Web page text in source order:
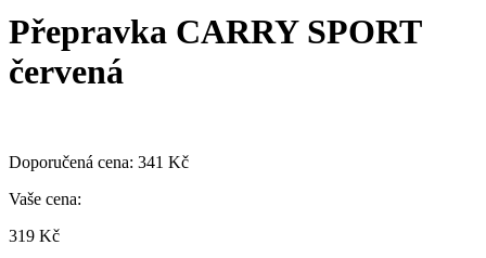
Přepravka CARRY SPORT
červená
Doporučená cena: 341 Kč
Vaše cena:
319 Kč